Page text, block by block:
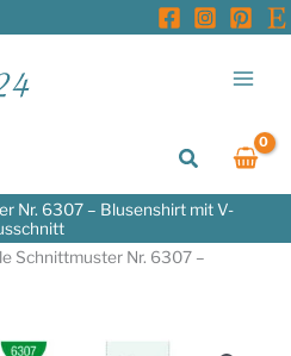
Suchen
Nr. 6307 – Blusenshirt mit V-
Schnittmuster Nr. 6307 –